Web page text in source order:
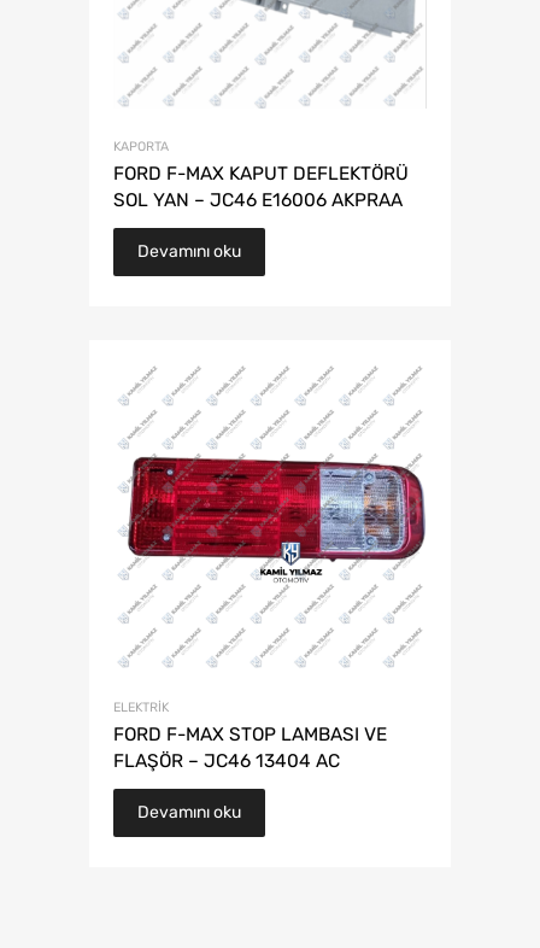
KAPORTA
FORD F-MAX KAPUT DEFLEKTÖRÜ
SOL YAN – JC46 E16006 AKPRAA
Devamını oku
ELEKTRIK
FORD F-MAX STOP LAMBASI VE
FLAŞÖR – JC46 13404 AC
Devamını oku